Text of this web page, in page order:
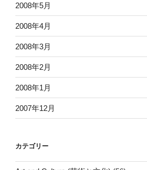
2008年5月
2008年4月
2008年3月
2008年2月
2008年1月
2007年12月
カテゴリー